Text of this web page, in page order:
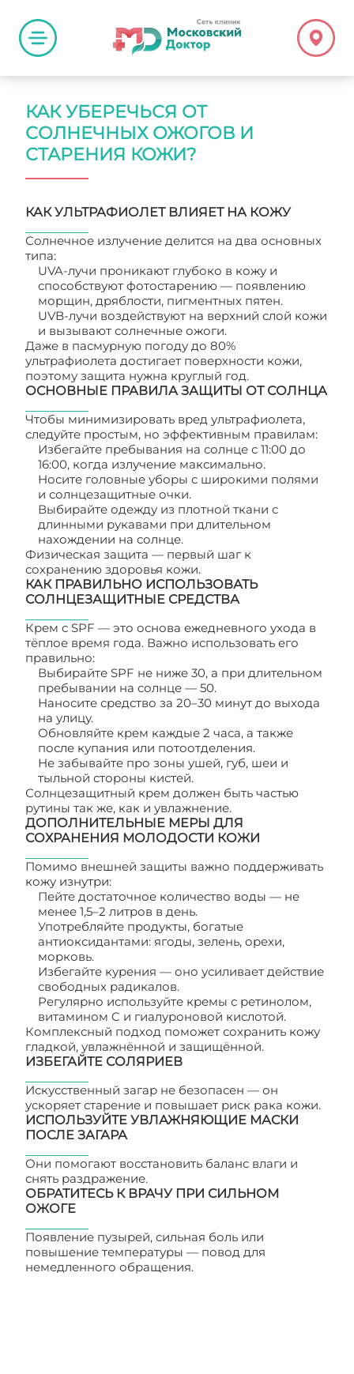
КАК УБЕРЕЧЬСЯ ОТ
СОЛНЕЧНЫХ ОЖОГОВ И
СТАРЕНИЯ КОЖИ?
КАК УЛЬТРАФИОЛЕТ ВЛИЯЕТ НА КОЖУ
Солнечное излучение делится на два основных
типа:
UVA-лучи проникают глубоко в кожу и
способствуют фотостарению — появлению
морщин, дряблости, пигментных пятен.
UVB-лучи воздействуют на верхний слой кожи
и вызывают солнечные ожоги.
Даже в пасмурную погоду до 80%
ультрафиолета достигает поверхности кожи,
поэтому защита нужна круглый год.
ОСНОВНЫЕ ПРАВИЛА ЗАЩИТЫ ОТ СОЛНЦА
Чтобы минимизировать вред ультрафиолета,
следуйте простым, но эффективным правилам:
Избегайте пребывания на солнце с 11:00 до
16:00, когда излучение максимально.
Носите головные уборы с широкими полями
и солнцезащитные очки.
Выбирайте одежду из плотной ткани с
длинными рукавами при длительном
нахождении на солнце.
Физическая защита — первый шаг к
сохранению здоровья кожи.
КАК ПРАВИЛЬНО ИСПОЛЬЗОВАТЬ
СОЛНЦЕЗАЩИТНЫЕ СРЕДСТВА
Крем с SPF — это основа ежедневного ухода в
тёплое время года. Важно использовать его
правильно:
Выбирайте SPF не ниже 30, а при длительном
пребывании на солнце — 50.
Наносите средство за 20–30 минут до выхода
на улицу.
Обновляйте крем каждые 2 часа, а также
после купания или потоотделения.
Не забывайте про зоны ушей, губ, шеи и
тыльной стороны кистей.
Солнцезащитный крем должен быть частью
рутины так же, как и увлажнение.
ДОПОЛНИТЕЛЬНЫЕ МЕРЫ ДЛЯ
СОХРАНЕНИЯ МОЛОДОСТИ КОЖИ
Помимо внешней защиты важно поддерживать
кожу изнутри:
Пейте достаточное количество воды — не
менее 1,5–2 литров в день.
Употребляйте продукты, богатые
антиоксидантами: ягоды, зелень, орехи,
морковь.
Избегайте курения — оно усиливает действие
свободных радикалов.
Регулярно используйте кремы с ретинолом,
витамином C и гиалуроновой кислотой.
Комплексный подход поможет сохранить кожу
гладкой, увлажнённой и защищённой.
ИЗБЕГАЙТЕ СОЛЯРИЕВ
Искусственный загар не безопасен — он
ускоряет старение и повышает риск рака кожи.
ИСПОЛЬЗУЙТЕ УВЛАЖНЯЮЩИЕ МАСКИ
ПОСЛЕ ЗАГАРА
Они помогают восстановить баланс влаги и
снять раздражение.
ОБРАТИТЕСЬ К ВРАЧУ ПРИ СИЛЬНОМ
ОЖОГЕ
Появление пузырей, сильная боль или
повышение температуры — повод для
немедленного обращения.